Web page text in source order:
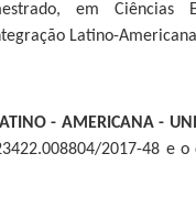
em Ciências
Latino-
- AMERICANA -
2017-48 e